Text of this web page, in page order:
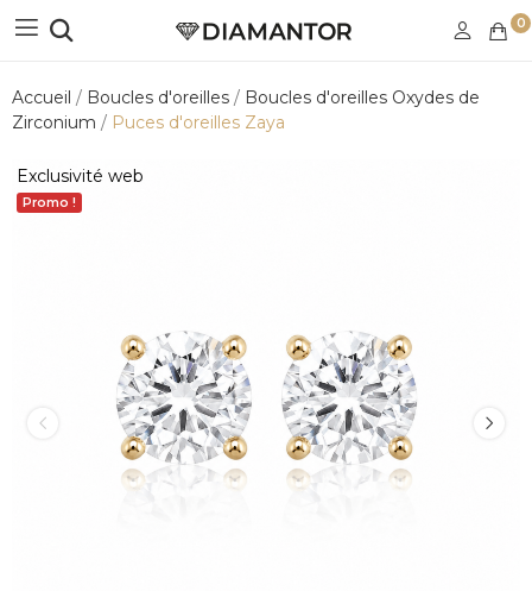
0
Accueil Boucles d'oreilles
Boucles d'oreilles Oxydes de
Zirconium
Puces d'oreilles Zaya
Exclusivité web
Promo !